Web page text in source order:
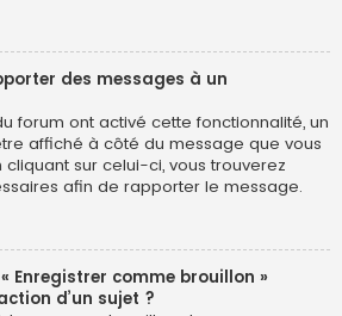
des messages à un
forum ont activé cette fonctionnalité, un
affiché à côté du message que vous
cliquant sur celui-ci, vous trouverez
afin de rapporter le message.
Enregistrer comme brouillon »
d’un sujet ?